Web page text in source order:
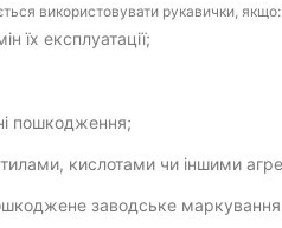
використовувати рукавички, якщо:
їх експлуатації;
пошкодження;
кислотами чи іншими
заводське